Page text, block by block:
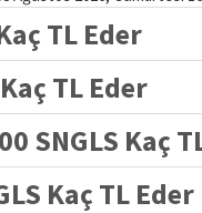
TL Eder
TL Eder
SNGLS Kaç
Kaç TL Eder